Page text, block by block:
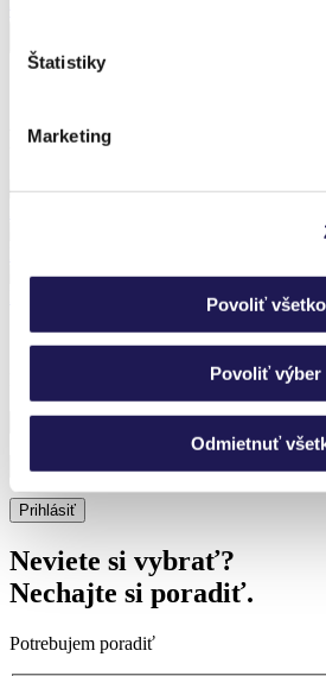
Štatistiky
Marketing
Povoliť všetko
Povoliť výber
Odmietnuť
Predchádzajúce realizácie
PANOLEX | Hliníková pergola |
Prihláste sa k odberu noviniek a nič
Neviete si vybrať?
Nechajte si poradiť.
Potrebujem poradiť